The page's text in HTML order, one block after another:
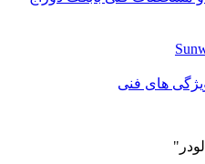
های فنی